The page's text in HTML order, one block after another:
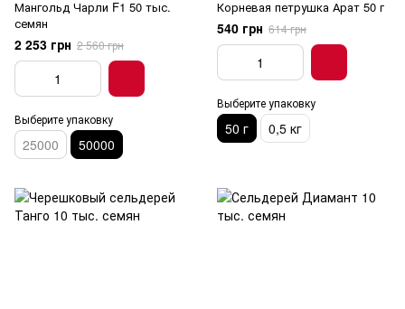
Мангольд Чарли F1 50 тыс.
семян
2 253 грн 2 560 грн
Выберите упаковку
25000 50000
Корневая петрушка Арат 50 г
540 грн 614 грн
Выберите упаковку
50 г 0,5 кг